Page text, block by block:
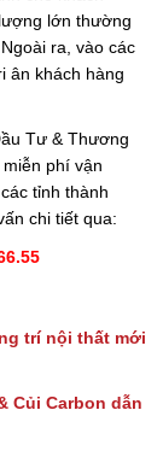
lớn thường
ra, vào các
ân khách hàng
Tư & Thương
phí vận
tỉnh thành
chi tiết qua:
trí nội thất mới
Củi Carbon dẫn